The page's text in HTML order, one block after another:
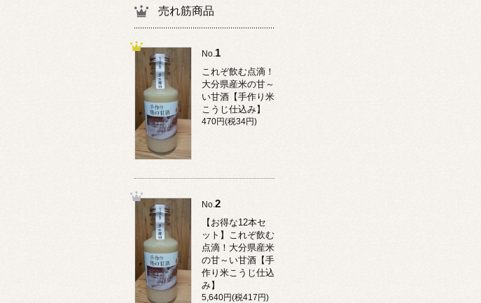
売れ筋商品
No.1
これぞ飲む点滴！
大分県産米の甘～
い甘酒【手作り米
こうじ仕込み】
470円(税34円)
No. 2
【お得な12本セ
ット】これぞ飲む
点滴！大分県産米
の甘～い甘酒【手
作り米こうじ仕込
み】
5,640円(税417円)